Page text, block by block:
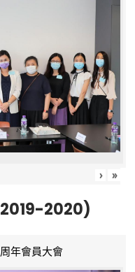
› »
2020)
年會員大會